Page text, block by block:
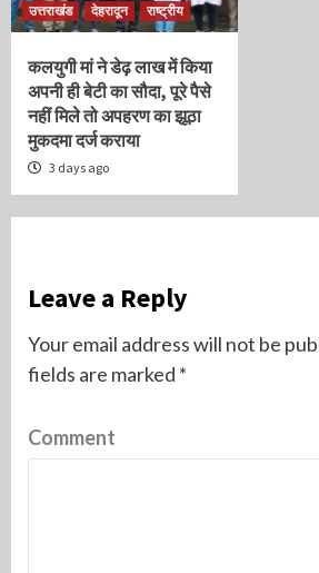
उत्तराखंड
देहरादून राष्ट्रीय
कलयुगी मां ने डेढ़ लाख में किया
अपनी ही बेटी का सौदा, पूरे पैसे
नहीं मिले तो अपहरण का झूठा
मुकदमा दर्ज कराया
3 days ago
Leave a Reply
Your email address will not be
fields are marked *
Comment